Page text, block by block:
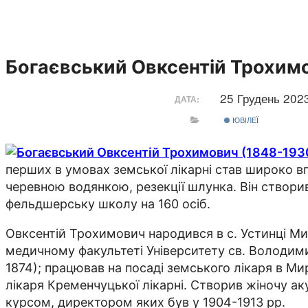
Богаєвський Овксентій
ДАТА: 25 Грудень
ЮВІЛЕЇ
перших в умовах земської лікарні став широко
черевною водянкою, резекції шлунка. Він
фельдшерську школу на 160 осіб.
Овксентій Трохимович народився в с. Устинці
медичному факультеті Університету св.
1874); працював на посаді земського лікаря в
лікаря Кременчуцької лікарні. Створив
курсом, директором яких був у 1904-1913 рр.